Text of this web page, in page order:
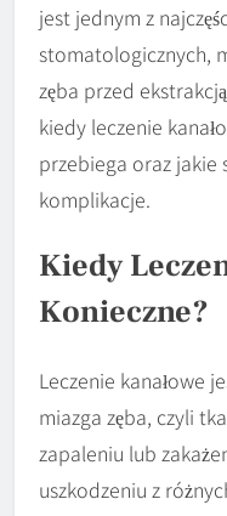
jest jednym z
stomatologicznych,
zęba przed
kiedy leczenie
przebiega oraz jakie
komplikacje.
Kiedy
Konieczne?
Leczenie kanałowe
miazga zęba, czyli
zapaleniu lub
uszkodzeniu z